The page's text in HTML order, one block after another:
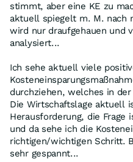
stimmt, aber eine KE zu
aktuell spiegelt m. M. nach
wird nur draufgehauen und
analysiert...
Ich sehe aktuell viele
durchziehen, welches in
Die Wirtschaftslage aktuell
Herausforderung, die Frage
und da sehe ich die
richtigen/wichtigen Schritt.
sehr gespannt...